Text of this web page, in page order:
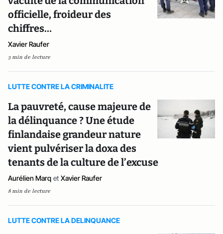
officielle, froideur des
chiffres…
Xavier Raufer
3 min de lecture
LUTTE CONTRE LA CRIMINALITE
La pauvreté, cause majeure de
la délinquance ? Une étude
finlandaise grandeur nature
vient pulvériser la doxa des
tenants de la culture de l’excuse
Aurélien Marq et Xavier Raufer
8 min de lecture
LUTTE CONTRE LA DELINQUANCE